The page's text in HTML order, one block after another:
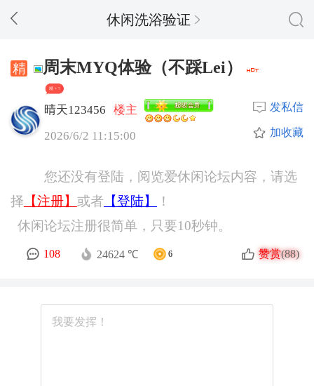
休闲洗浴验证
周末MYQ体验（不踩Lei）
精 + 7
晴天123456
楼主
2026/6/2 11:15:00
发私信
加收藏
您还没有登陆，阅览爱休闲论坛内容，请选
择 【注册】 或者 【登陆】
！
休闲论坛注册很简单，只要10秒钟。
108 24624 ℃ 6 赞赏(88)